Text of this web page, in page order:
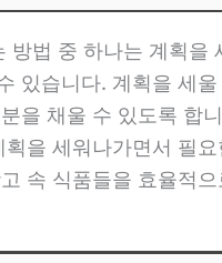
법 중 하나는 계획
있습니다. 계획을 세
을 채울 수 있도록 합
을 세워나가면서 필
속 식품들을 효율적